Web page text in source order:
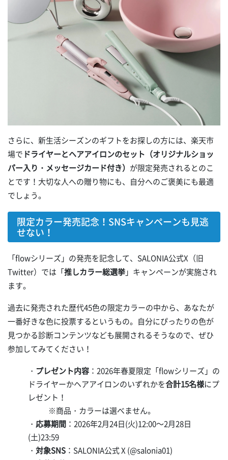
さらに、新生活シーズンのギフトをお探しの方には、楽天市
場で ドライヤーとヘアアイロンのセット（オリジナルショッ
パー入り・メッセージカード付き） が限定発売されるとのこ
とです！大切な人への贈り物にも、自分へのご褒美にも最適
でしょう。
限定カラー発売記念！SNSキャンペーンも見逃
せない！
「flowシリーズ」の発売を記念して、SALONIA公式X（旧
Twitter）では「推しカラー総選挙」キャンペーンが実施され
ます。
過去に発売された歴代45色の限定カラーの中から、あなたが
一番好きな色に投票するというもの。自分にぴったりの色が
見つかる診断コンテンツなども展開されるそうなので、ぜひ
参加してみてください！
・ プレゼント内容 ：2026年春夏限定「flowシリーズ」の
ドライヤーかヘアアイロンのいずれかを合計15名様にプ
レゼント！
※商品・カラーは選べません。
・ 応募期間 ：2026年2月24日(火)12:00～2月28日
(土)23:59
・ 対象SNS ：SALONIA公式 X (@salonia01)